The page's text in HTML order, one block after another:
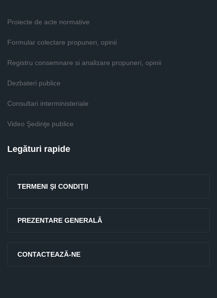
Proiecte de acte normative
Formular colectare propuneri, opinii
Registru consemnare si analizare propuneri, opinii
Dezbateri publice
Consultari interministeriale
Video Şedinţe publice
Legături rapide
TERMENI ŞI CONDIŢII
PREZENTARE GENERALĂ
CONTACTEAZĂ-NE